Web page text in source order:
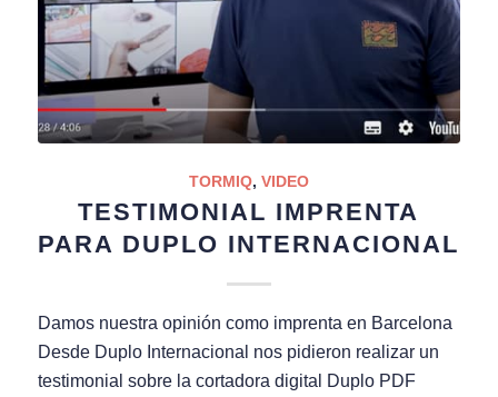
TORMIQ, VIDEO
TESTIMONIAL IMPRENTA
PARA DUPLO INTERNACIONAL
Damos nuestra opinión como imprenta en Barcelona
Desde Duplo Internacional nos pidieron realizar un
testimonial sobre la cortadora digital Duplo PDF